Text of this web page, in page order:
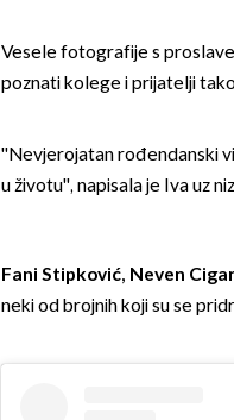
Vesele fotografije s
poznati kolege i prijatelji
''Nevjerojatan rođendanski
u životu'', napisala je Iva uz
Fani Stipković, Neven
neki od brojnih koji su se